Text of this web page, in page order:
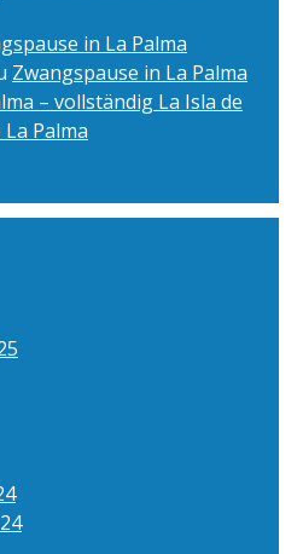
in La Palma
Zwangspause in La Palma
– vollständig La Isla de
Palma